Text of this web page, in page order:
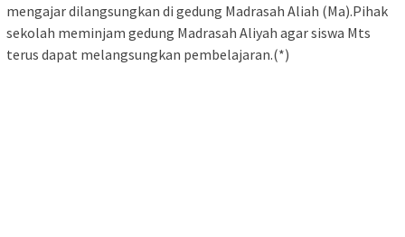
mengajar dilangsungkan di gedung Madrasah Aliah (Ma).Pihak
sekolah meminjam gedung Madrasah Aliyah agar siswa Mts
terus dapat melangsungkan pembelajaran.(*)